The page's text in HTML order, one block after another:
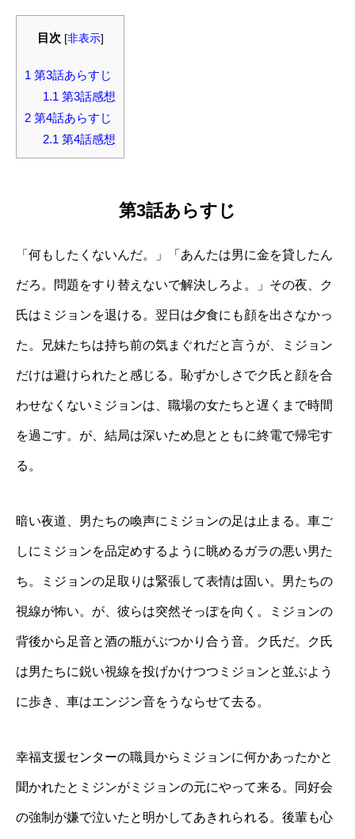
目次 [非表示]
1 第3話あらすじ
1.1 第3話感想
2 第4話あらすじ
2.1 第4話感想
第3話あらすじ
「何もしたくないんだ。」「あんたは男に金を貸したん
だろ。問題をすり替えないで解決しろよ。」その夜、ク
氏はミジョンを退ける。翌日は夕食にも顔を出さなかっ
た。兄妹たちは持ち前の気まぐれだと言うが、ミジョン
だけは避けられたと感じる。恥ずかしさでク氏と顔を合
わせなくないミジョンは、職場の女たちと遅くまで時間
を過ごす。が、結局は深いため息とともに終電で帰宅す
る。
暗い夜道、男たちの喚声にミジョンの足は止まる。車ご
しにミジョンを品定めするように眺めるガラの悪い男た
ち。ミジョンの足取りは緊張して表情は固い。男たちの
視線が怖い。が、彼らは突然そっぽを向く。ミジョンの
背後から足音と酒の瓶がぶつかり合う音。ク氏だ。ク氏
は男たちに鋭い視線を投げかけつつミジョンと並ぶよう
に歩き、車はエンジン音をうならせて去る。
幸福支援センターの職員からミジョンに何かあったかと
聞かれたとミジンがミジョンの元にやって来る。同好会
の強制が嫌で泣いたと明かしてあきれられる。後輩も心